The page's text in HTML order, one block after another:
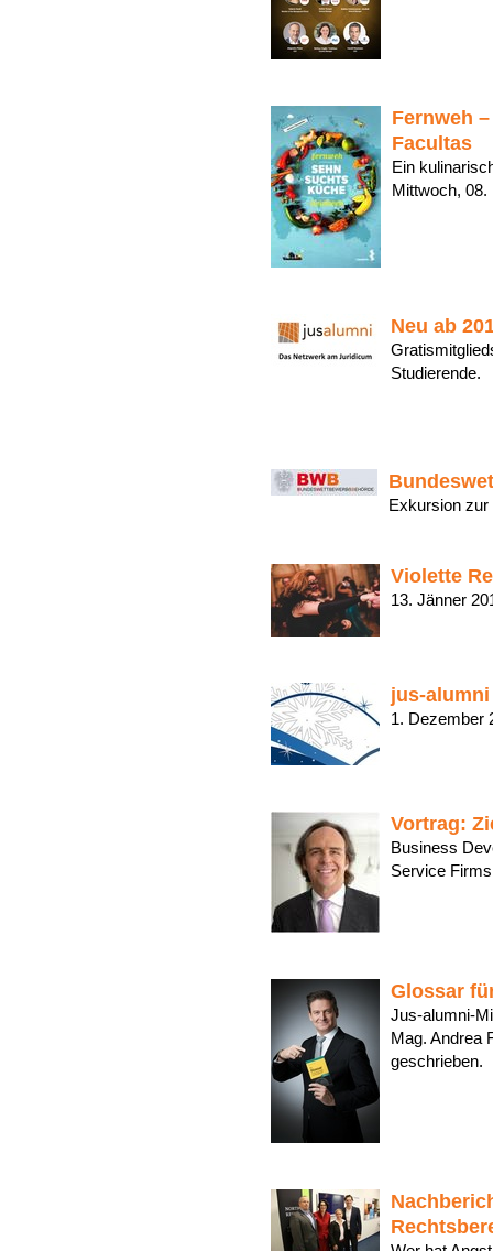
Fernweh
Facultas
Ein
Mittwoch,
Neu ab
Exkursion
Violette
13. Jänner
jus-
1.
Vortrag:
Business
Service
Glossar
Jus-alumni-
Mag. Andrea